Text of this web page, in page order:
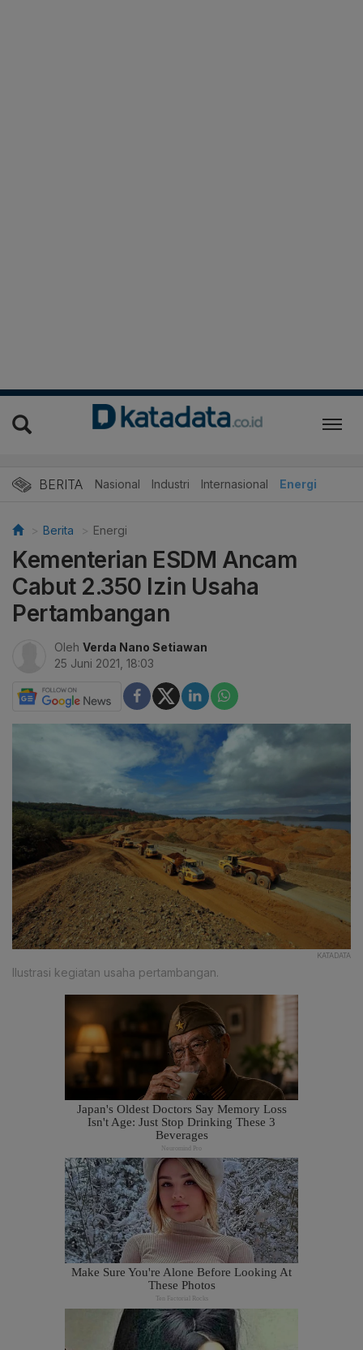
BERITA Nasional Industri Internasional Energi
Berita Energi
Kementerian ESDM Ancam
Cabut 2.350 Izin Usaha
Pertambangan
Oleh Verda Nano Setiawan
25 Juni 2021, 18:03
KATADATA
Ilustrasi kegiatan usaha pertambangan.